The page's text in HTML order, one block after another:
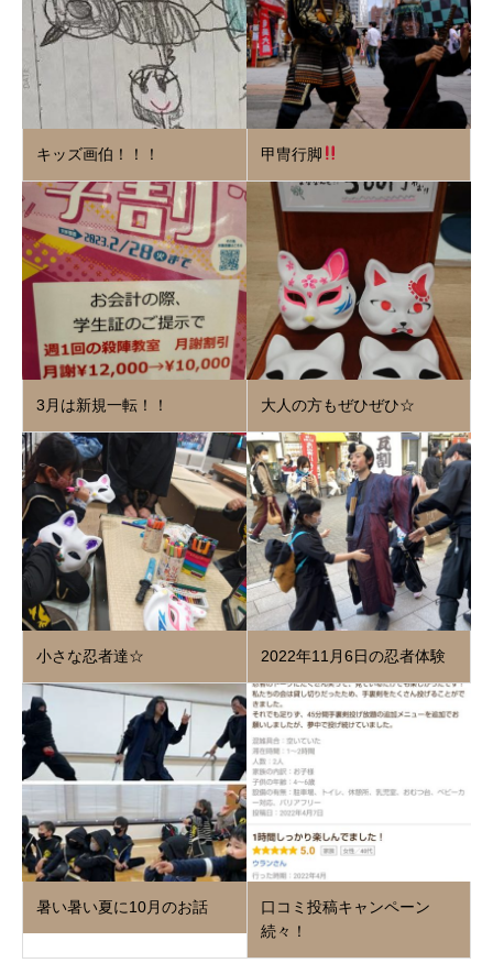
キッズ画伯！！！ 甲冑行脚
3月は新規一転！！ 大人の方もぜひぜひ☆
小さな忍者達☆ 2022年11月6日の忍者体験
暑い暑い夏に10月のお話
口コミ投稿キャンペーン
続々！